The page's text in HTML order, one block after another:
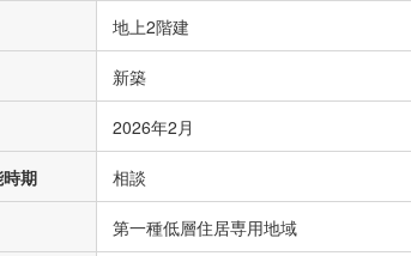
地上2階建
新築
2026年2月
期 相談
第一種低層住居専用地域